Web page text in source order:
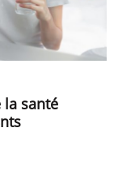
la santé